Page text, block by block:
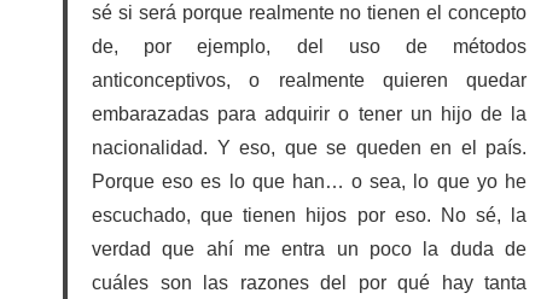
sé si será porque realmente no tienen el concepto
de, por ejemplo, del uso de métodos
anticonceptivos, o realmente quieren quedar
embarazadas para adquirir o tener un hijo de la
nacionalidad. Y eso, que se queden en el país.
Porque eso es lo que han… o sea, lo que yo he
escuchado, que tienen hijos por eso. No sé, la
verdad que ahí me entra un poco la duda de
cuáles son las razones del por qué hay tanta